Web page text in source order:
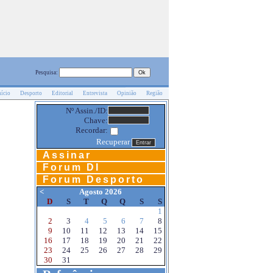
Pesquisa:
Desporto Editorial Entrevista Opinião Região
Nº Assin./ID:
Chave:
Recordar:
Recuperar
Assinar
Forum DI
Forum Desporto
<
Agosto 2026
D
S T Q Q S
S
1
2
3 4 5 6 7
8
9
10 11 12 13 14
15
16
17 18 19 20 21
22
23
24 25 26 27 28
29
30
31